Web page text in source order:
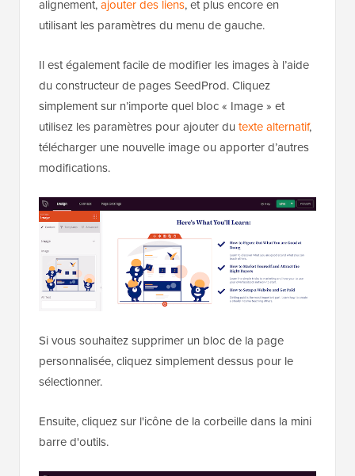
alignement,ajouter des liens, et plus encore en
utilisant les paramètres du menu de gauche.
Il est également facile de modifier les images à l’aide
du constructeur de pages SeedProd. Cliquez
simplement sur n’importe quel bloc « Image » et
utilisez les paramètres pour ajouter du texte alternatif,
télécharger une nouvelle image ou apporter d’autres
modifications.
Si vous souhaitez supprimer un bloc de la page
personnalisée, cliquez simplement dessus pour le
sélectionner.
Ensuite, cliquez sur l'icône de la corbeille dans la mini
barre d'outils.